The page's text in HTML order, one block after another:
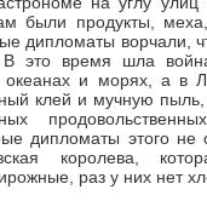
были продукты,
дипломаты ворчали,
это время шла
океанах и морях, а в
клей и мучную
дипломаты этого не
королева,
раз у них нет